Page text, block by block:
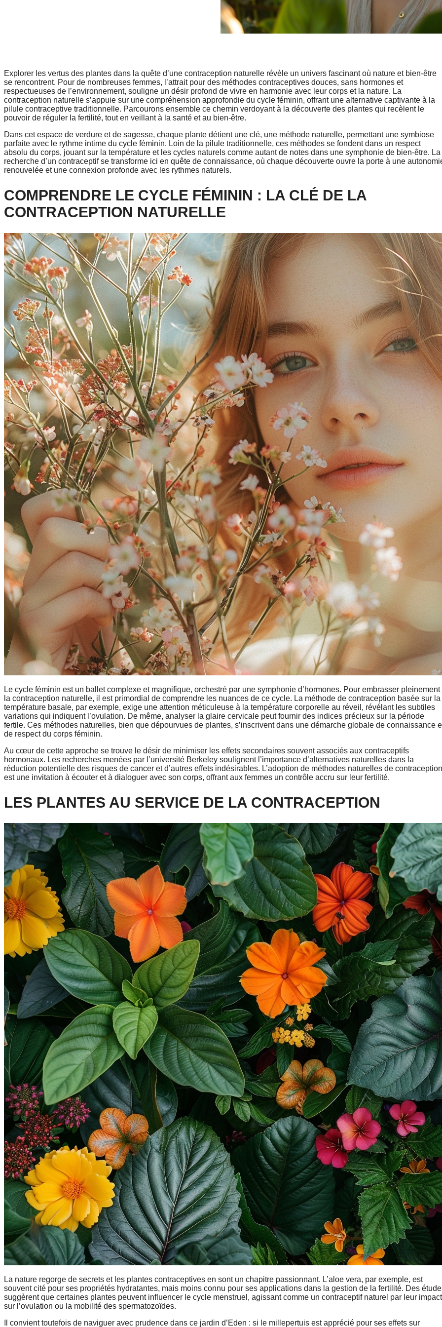
Explorer les vertus des plantes dans la quête d’une contraception naturelle révèle un univers fascinant où nature et bien-être
se rencontrent. Pour de nombreuses femmes, l’attrait pour des méthodes contraceptives douces, sans hormones et
respectueuses de l’environnement, souligne un désir profond de vivre en harmonie avec leur corps et la nature. La
contraception naturelle s’appuie sur une compréhension approfondie du cycle féminin, offrant une alternative captivante à la
pilule contraceptive traditionnelle. Parcourons ensemble ce chemin verdoyant à la découverte des plantes qui recèlent le
pouvoir de réguler la fertilité, tout en veillant à la santé et au bien-être.
Dans cet espace de verdure et de sagesse, chaque plante détient une clé, une méthode naturelle, permettant une symbiose
parfaite avec le rythme intime du cycle féminin. Loin de la pilule traditionnelle, ces méthodes se fondent dans un respect
absolu du corps, jouant sur la température et les cycles naturels comme autant de notes dans une symphonie de bien-être. La
recherche d’un contraceptif se transforme ici en quête de connaissance, où chaque découverte ouvre la porte à une
renouvelée et une connexion profonde avec les rythmes naturels.
COMPRENDRE LE CYCLE FÉMININ : LA CLÉ DE LA
CONTRACEPTION NATURELLE
Le cycle féminin est un ballet complexe et magnifique, orchestré par une symphonie d’hormones. Pour embrasser pleinement
la contraception naturelle, il est primordial de comprendre les nuances de ce cycle. La méthode de contraception basée sur la
température basale, par exemple, exige une attention méticuleuse à la température corporelle au réveil, révélant les subtiles
variations qui indiquent l’ovulation. De même, analyser la glaire cervicale peut fournir des indices précieux sur la période
fertile. Ces méthodes naturelles, bien que dépourvues de plantes, s’inscrivent dans une démarche globale de connaissance
de respect du corps féminin.
Au cœur de cette approche se trouve le désir de minimiser les effets secondaires souvent associés aux contraceptifs
hormonaux. Les recherches menées par l’université Berkeley soulignent l’importance d’alternatives naturelles dans la
réduction potentielle des risques de cancer et d’autres effets indésirables. L’adoption de méthodes naturelles de contraception
est une invitation à écouter et à dialoguer avec son corps, offrant aux femmes un contrôle accru sur leur fertilité.
LES PLANTES AU SERVICE DE LA CONTRACEPTION
La nature regorge de secrets et les plantes contraceptives en sont un chapitre passionnant. L’aloe vera, par exemple, est
souvent cité pour ses propriétés hydratantes, mais moins connu pour ses applications dans la gestion de la fertilité. Des
suggèrent que certaines plantes peuvent influencer le cycle menstruel, agissant comme un contraceptif naturel par leur impact
sur l’ovulation ou la mobilité des spermatozoïdes.
Il convient toutefois de naviguer avec prudence dans ce jardin d’Eden : si le millepertuis est apprécié pour ses effets sur